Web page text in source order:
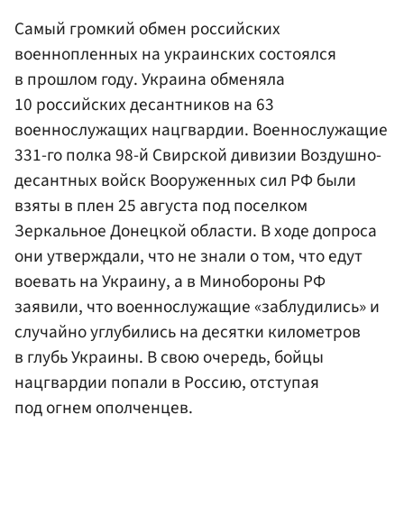
Самый громкий обмен российских
военнопленных на украинских состоялся
в прошлом году. Украина обменяла
10 российских десантников на 63
военнослужащих нацгвардии. Военнослужащие
331-го полка 98-й Свирской дивизии Воздушно-
десантных войск Вооруженных сил РФ были
взяты в плен 25 августа под поселком
Зеркальное Донецкой области. В ходе допроса
они утверждали, что не знали о том, что едут
воевать на Украину, а в Минобороны РФ
заявили, что военнослужащие «заблудились» и
случайно углубились на десятки километров
в глубь Украины. В свою очередь, бойцы
нацгвардии попали в Россию, отступая
под огнем ополченцев.